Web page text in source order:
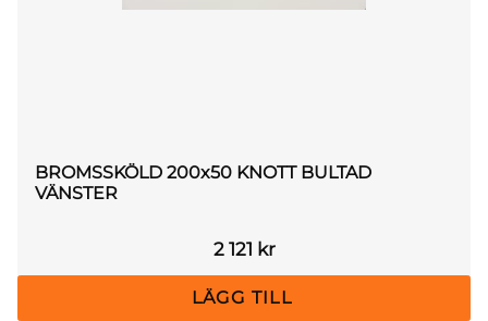
BROMSSKÖLD 200x50 KNOTT BULTAD
VÄNSTER
2 121 kr